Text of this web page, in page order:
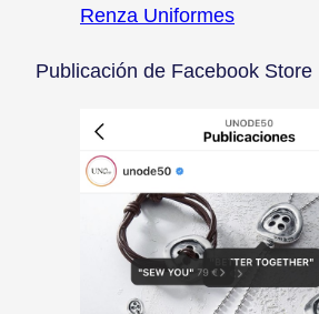
Renza Uniformes
Publicación de Facebook Store